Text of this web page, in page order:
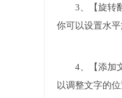
3、【旋转
你可以设置水
4、【添加
以调整文字的